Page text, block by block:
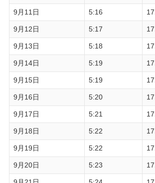
9月11日 5:16
9月12日 5:17
9月13日 5:18
9月14日 5:19
9月15日 5:19
9月16日 5:20
9月17日 5:21
9月18日 5:22
9月19日 5:22
9月20日 5:23